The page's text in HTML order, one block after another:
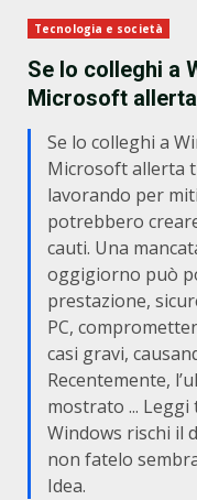
Tecnologia e società
Se lo colleghi a
Microsoft
Se lo colleghi a
Microsoft allerta
lavorando per
potrebbero
cauti. Una
oggigiorno può
prestazione,
PC,
casi gravi,
Recentemente,
mostrato ...
Windows rischi il
non fatelo
Idea.